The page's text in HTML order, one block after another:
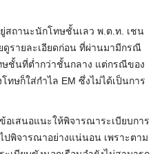
สถานะนักโทษชั้นเลว พ.ต.ท. เชน
ดูรายละเอียดก่อน ที่ผ่านมามีกรณี
ษชั้นที่ต่ำกว่าชั้นกลาง แต่กรณีของ
ษก็ใส่กำไล EM ซึ่งไม่ได้เป็นการ
เสนอแนะให้พิจารณาระเบียบการ
พิจารณาอย่างแน่นอน เพราะตาม